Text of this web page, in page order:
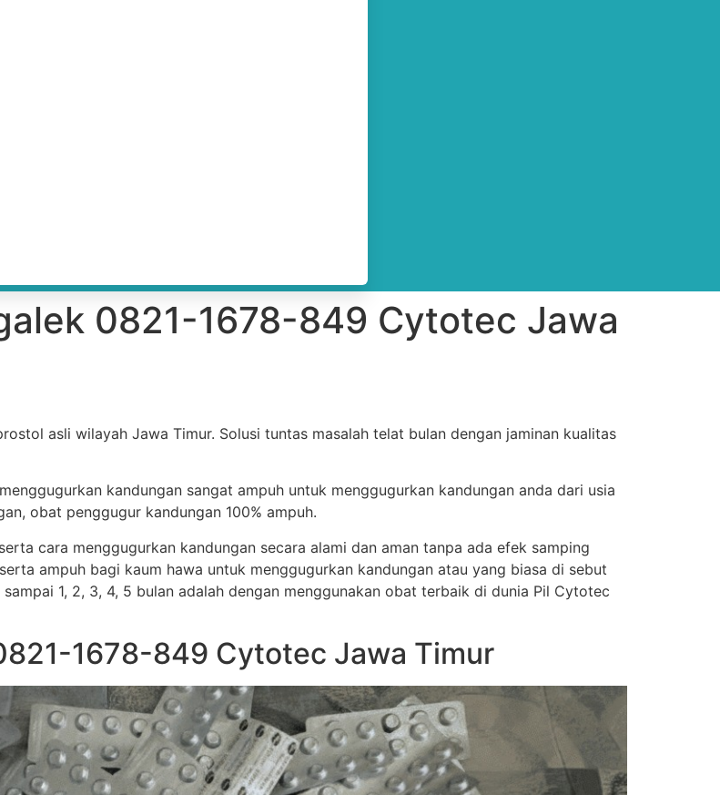
0821-1678-849 Cytotec Jawa
asli wilayah Jawa Timur. Solusi tuntas masalah telat bulan dengan jaminan kualitas
kandungan sangat ampuh untuk menggugurkan kandungan anda dari usia
obat penggugur kandungan 100% ampuh.
cara menggugurkan kandungan secara alami dan aman tanpa ada efek samping
ampuh bagi kaum hawa untuk menggugurkan kandungan atau yang biasa di sebut
1, 2, 3, 4, 5 bulan adalah dengan menggunakan obat terbaik di dunia Pil Cytotec
1678-849 Cytotec Jawa Timur